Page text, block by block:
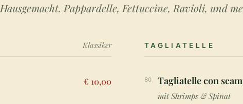
Hausgemacht. Pappardelle, Fettuccine, Ravioli, und
Klassiker
€ 10,00
TAGLIATELLE
80 Tagliatelle con
mit Shrimps & Spinat